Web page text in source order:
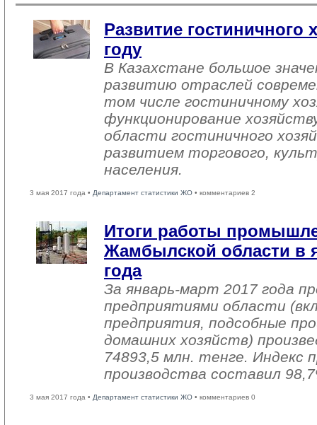
Развитие гостиничного
году
В Казахстане большое
развитию отраслей
том числе гостиничному
функционирование
области гостиничного
развитием торгового,
населения.
3 мая 2017 года • Департамент статистики ЖО • комментариев 2
Итоги работы
Жамбылской области в
года
За январь-март 2017 года
предприятиями области
предприятия, подсобные
домашних хозяйств)
74893,5 млн. тенге. Индекс
производства составил
3 мая 2017 года • Департамент статистики ЖО • комментариев 0